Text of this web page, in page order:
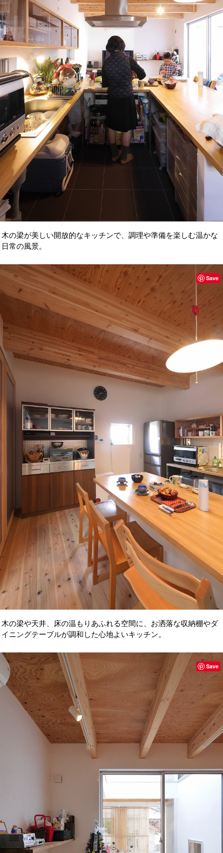
木の梁が美しい開放的なキッチンで、調理や準備を楽しむ温かな
日常の風景。
木の梁や天井、床の温もりあふれる空間に、お洒落な収納棚やダ
イニングテーブルが調和した心地よいキッチン。
Save
Save